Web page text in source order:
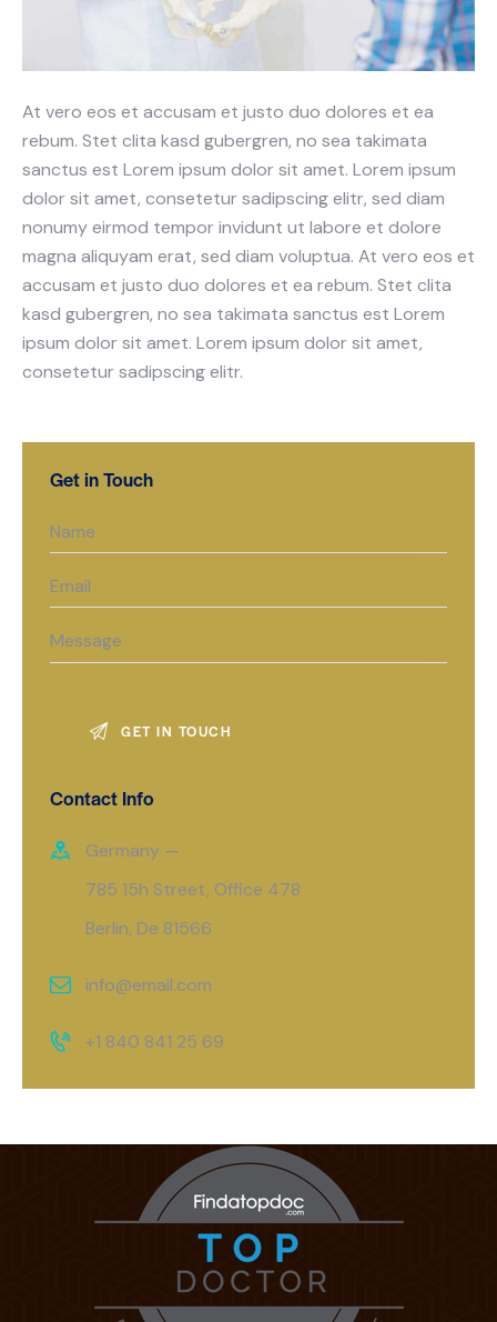
At vero eos et accusam et justo duo dolores et ea
rebum. Stet clita kasd gubergren, no sea takimata
sanctus est Lorem ipsum dolor sit amet. Lorem ipsum
dolor sit amet, consetetur sadipscing elitr, sed diam
nonumy eirmod tempor invidunt ut labore et dolore
magna aliquyam erat, sed diam voluptua. At vero eos et
accusam et justo duo dolores et ea rebum. Stet clita
kasd gubergren, no sea takimata sanctus est Lorem
ipsum dolor sit amet. Lorem ipsum dolor sit amet,
consetetur sadipscing elitr.
Get in Touch
Contact Info
Germany —
785 15h Street, Office 478
Berlin, De 81566
info@email.com
+1 840 841 25 69